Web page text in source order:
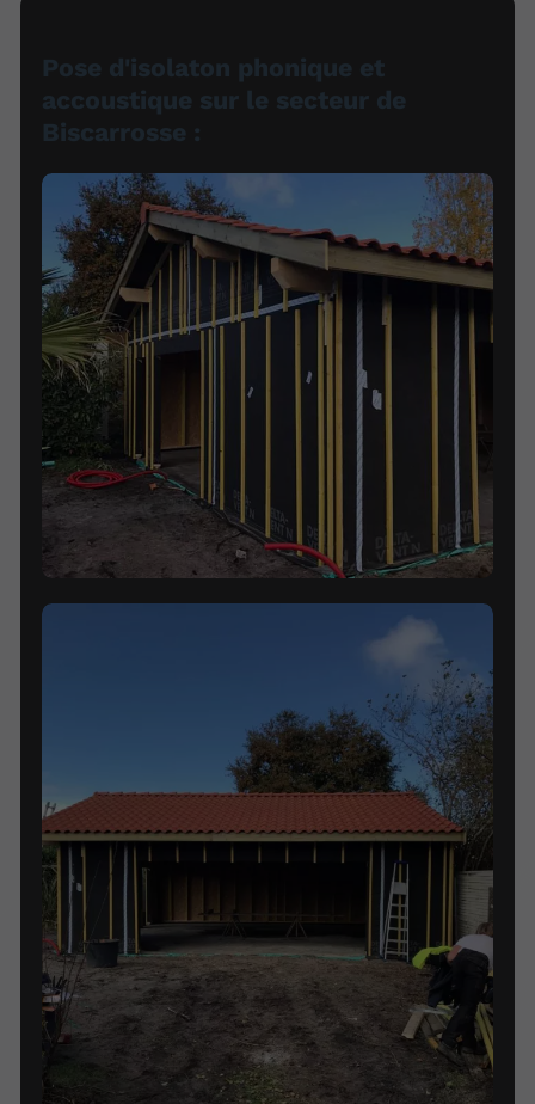
Pose d'isolaton phonique et
accoustique sur le secteur de
Biscarrosse :